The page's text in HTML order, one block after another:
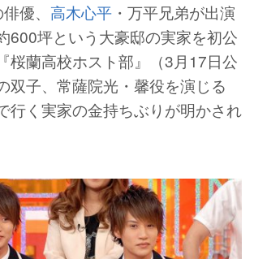
優、 高木心平 ・万平兄弟が出演
600坪という大豪邸の実家を初公
桜蘭高校ホスト部』（3月17日公
双子、常薩院光・馨役を演じる
行く実家の金持ちぶりが明かされ